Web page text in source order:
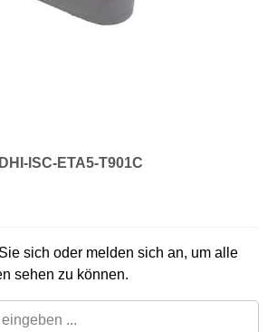
ISC-ETA5-T901C
sich oder melden sich an, um alle
sehen zu können.